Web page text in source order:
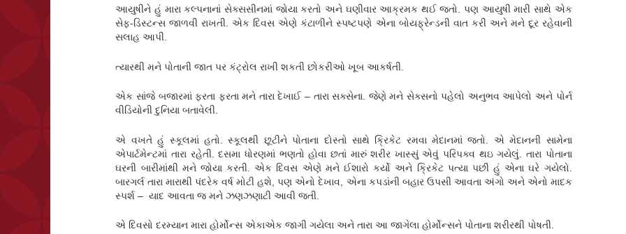
આયુષીને હું મારા કલ્પનાનાં સેક્સસીનમાં જોયા કરતો અને ઘણીવાર આક્રમક થઈ જતો. પણ આયુષી મારી સાથે એક
સેફ-ડિસ્ટન્સ જાળવી રાખતી. એક દિવસ એણે કંટાળીને સ્પષ્ટપણે એના બોયફ્રેન્ડની વાત કરી અને મને દૂર રહેવાની
સલાહ આપી.
ત્યારથી મને પોતાની જાત પર કંટ્રોલ રાખી શકતી છોકરીઓ ખૂબ આકર્ષતી.
એક સાંજે બજારમાં ફરતા ફરતા મને તારા દેખાઈ – તારા સક્સેના. જેણે મને સેક્સનો પહેલો અનુભવ આપેલો અને પોર્ન
વીડિયોની દુનિયા બતાવેલી.
એ વખતે હું સ્કૂલમાં હતો. સ્કૂલથી છૂટીને પોતાના દોસ્તો સાથે ક્રિકેટ રમવા મેદાનમાં જતો. એ મેદાનની સામેના
એપાર્ટમેન્ટમાં તારા રહેતી. દસમા ધોરણમાં ભણતો હોવા છતાં મારું શરીર ખાસ્સું એવું પરિપક્વ થઇ ગયેલું. તારા પોતાના
ઘરની બારીમાંથી મને જોયા કરતી. એક દિવસ એણે મને ઈશારો કર્યો અને ક્રિકેટ પત્યા પછી હું એના ઘરે ગયેલો.
બારગર્લ તારા મારાથી પંદરેક વર્ષ મોટી હશે, પણ એનો દેખાવ, એના કપડાંની બહાર ઉપસી આવતા અંગો અને એનો માદક
સ્પર્શ – યાદ આવતા જ મને ઝણઝણાટી આવી જતી.
એ દિવસો દરમ્યાન મારા હોર્મોન્સ એકાએક જાગી ગયેલા અને તારા આ જાગેલા હોર્મોન્સને પોતાના શરીરથી પોષતી.